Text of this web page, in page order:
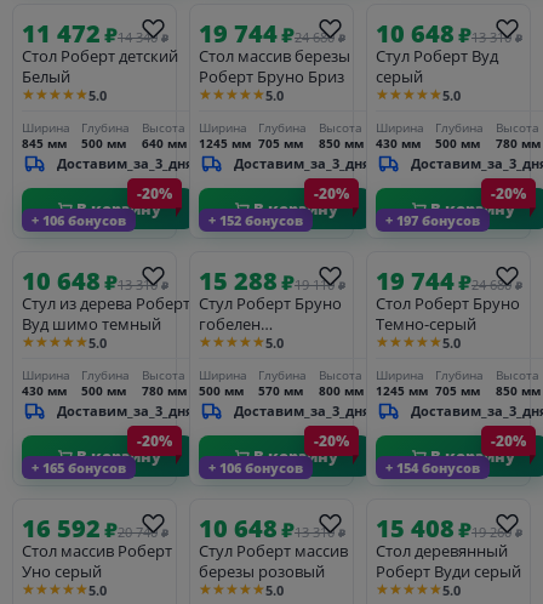
11 472₽14 340 ₽
Стол Роберт детский
Белый
★★★★★5.0
Ширина
845 мм
Глубина
500 мм
Высота
640 мм
Доставим_за_3_дня
В корзину
19 744₽24 680 ₽
Стол массив березы
Роберт Бруно Бриз
★★★★★5.0
Ширина
1245 мм
Глубина
705 мм
Высота
850 мм
Доставим_за_3_дня
В корзину
10 648₽13 310 ₽
Стул Роберт Вуд
серый
★★★★★5.0
Ширина
430 мм
Глубина
500 мм
Высота
780 мм
В корзину
+ 106 бонусов
-20%
10 648₽13 310 ₽
Стул из дерева Роберт
Вуд шимо темный
★★★★★5.0
Ширина
430 мм
Глубина
500 мм
Высота
780 мм
Доставим_за_3_дня
В корзину
+ 152 бонусов
-20%
15 288₽19 110 ₽
Стул Роберт Бруно
гобелен
Листья+рогожка Сан-
★★★★★5.0
Ширина
500 мм
Глубина
570 мм
Высота
800 мм
Доставим_за_3_дня
В корзину
+ 197 бонусов
-20%
19 744₽24 680 ₽
Стол Роберт Бруно
Темно-серый
★★★★★5.0
Ширина
1245 мм
Глубина
705 мм
Высота
850 мм
В корзину
+ 165 бонусов
-20%
16 592₽20 740 ₽
Стол массив Роберт
Уно серый
★★★★★5.0
+ 106 бонусов
-20%
10 648₽13 310 ₽
Стул Роберт массив
березы розовый
★★★★★5.0
+ 154 бонусов
-20%
15 408₽19 260 ₽
Стол деревянный
Роберт Вуди серый
★★★★★5.0